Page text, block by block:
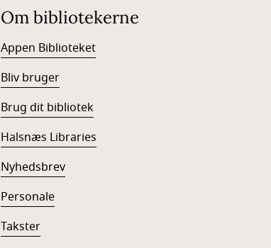
Om bibliotekerne
Appen Biblioteket
Bliv bruger
Brug dit bibliotek
Halsnæs Libraries
Nyhedsbrev
Personale
Takster